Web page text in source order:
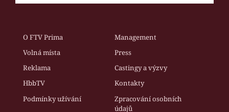
O FTV Prima
Management
Volná místa
Press
Reklama
Castingy a výzvy
HbbTV
Kontakty
Podmínky užívání
Zpracování osobních
údajů